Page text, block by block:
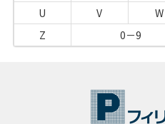
U
V W
Z
0－9